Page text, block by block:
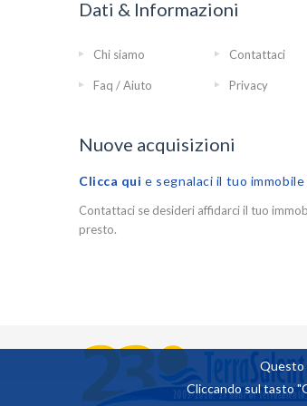
Dati & Informazioni
Chi siamo Contattaci
Faq / Aiuto Privacy
Nuove acquisizioni
Clicca qui e segnalaci il tuo
Contattaci se desideri affidarci il tuo
presto.
Questo
Cliccando sul tasto